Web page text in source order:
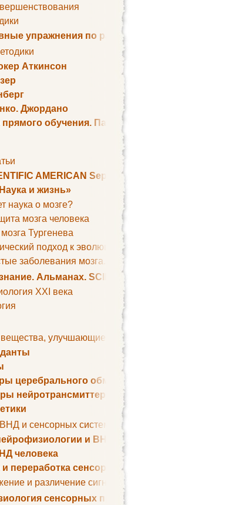
упражнения по развитию памяти
Аткинсон
Джордано
прямого обучения. Пауль Шелли
AMERICAN September 1979
и жизнь»
наука о мозге?
мозга человека
Тургенева
подход к эволюции мозга
заболевания мозга. Все может начаться с
Альманах. SCIENTIFIC AMERICAN
XXI века
улучшающие умственные способности
церебрального обмена веществ
нейротрансмиттеров
и сенсорных систем
и ВНД
человека
переработка сенсорных сигналов
и различение сигналов. Сенсорная рецепция
сенсорных процессов